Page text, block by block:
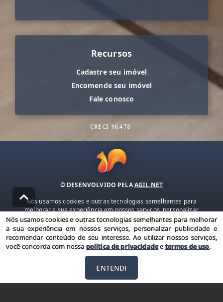
Recursos
Cadastre seu imóvel
Encomende seu imóvel
Fale conosco
CRECI 16.478
© DESENVOLVIDO PELAAGIL.NET
Nós usamos cookies e outras tecnologias semelhantes para
melhorar a sua experiência em nossos serviços, personalizar
publicidade e recomendar conteúdo de seu interesse. Ao utilizar
nossos serviços, você concorda com nossa política de privacidade e
termos de uso.
Política de Privacidade Termos de uso
Nós usamos cookies e outras tecnologias semelhantes para melhorar
a sua experiência em nossos serviços, personalizar publicidade e
recomendar conteúdo de seu interesse. Ao utilizar nossos serviços,
você concorda com nossa política de privacidadeetermos de uso.
ENTENDI